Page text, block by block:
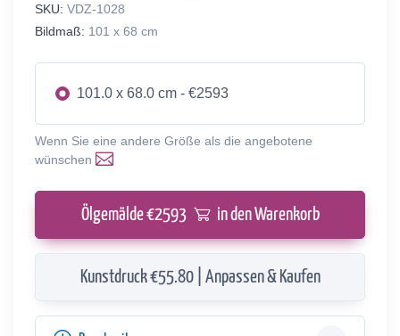
SKU: VDZ-1028
Bildmaß: 101 x 68 cm
101.0 x 68.0 cm - €2593
Wenn Sie eine andere Größe als die angebotene
wünschen
Ölgemälde €2593 in den Warenkorb
Kunstdruck €55.80 | Anpassen & Kaufen